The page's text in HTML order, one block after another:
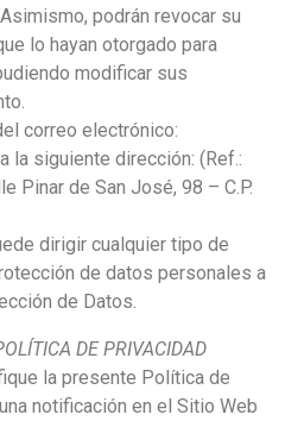
podrán revocar su
lo hayan otorgado para
modificar sus
correo electrónico:
la siguiente dirección: (Ref.:
Pinar de San José, 98 – C.P.
dirigir cualquier tipo de
de datos personales a
de Datos.
DE PRIVACIDAD
la presente Política de
notificación en el Sitio Web